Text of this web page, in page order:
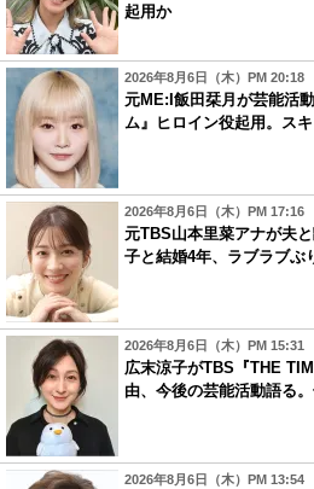
起用か
2026年8月6日（木）PM 20:18
元ME:I飯田栞月が芸能活
ム』ヒロイン役起用。ス
2026年8月6日（木）PM 17:16
元TBS山本里菜アナが夫
子と結婚4年、ラブラブ
2026年8月6日（木）PM 15:31
広末涼子がTBS『THE
由、今後の芸能活動語る
2026年8月6日（木）PM 13:54